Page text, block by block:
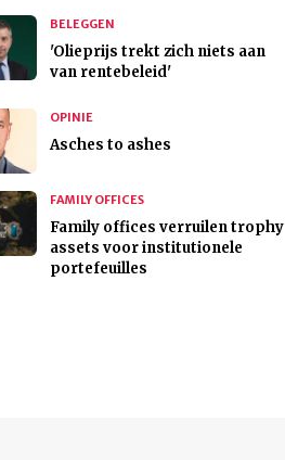
BELEGGEN
'Olieprijs trekt zich niets aan
van rentebeleid'
OPINIE
Asches to ashes
FAMILY OFFICES
Family offices verruilen trophy
assets voor institutionele
portefeuilles